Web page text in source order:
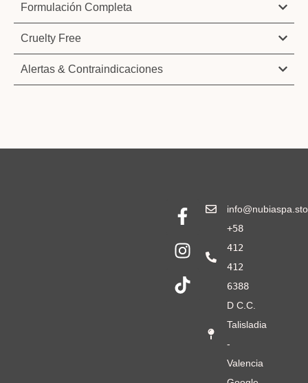
Formulación Completa
Cruelty Free
Alertas & Contraindicaciones
+58
412
412
6388
D C.C.
Talisladia
-
Valencia